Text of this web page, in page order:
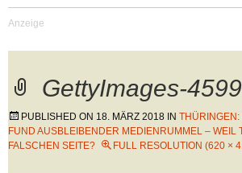
GettyImages-
PUBLISHED ON 18. MÄRZ 2018 IN
FUND AUSBLEIBENDER MEDIENRUMMEL – WEIL
FALSCHEN SEITE?
FULL RESOLUTION (620 ×